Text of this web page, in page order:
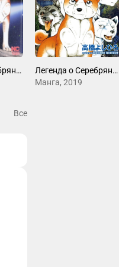
Легенда о Серебряном Клыке Уиде: Орион
Легенда о Серебряном Клыке Ноа
Манга, 2019
Все